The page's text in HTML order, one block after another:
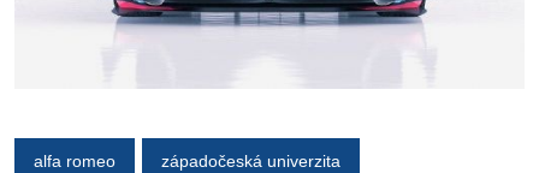
alfa romeo západočeská univerzita